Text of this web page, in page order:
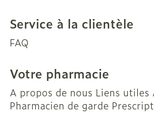
Service à la clientèle
FAQ
Votre pharmacie
A propos de nous Liens utiles
Pharmacien de garde